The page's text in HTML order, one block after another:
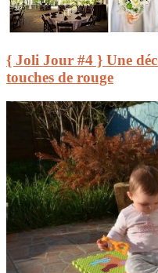
{ Joli Jour #4 } Une
touches de rouge